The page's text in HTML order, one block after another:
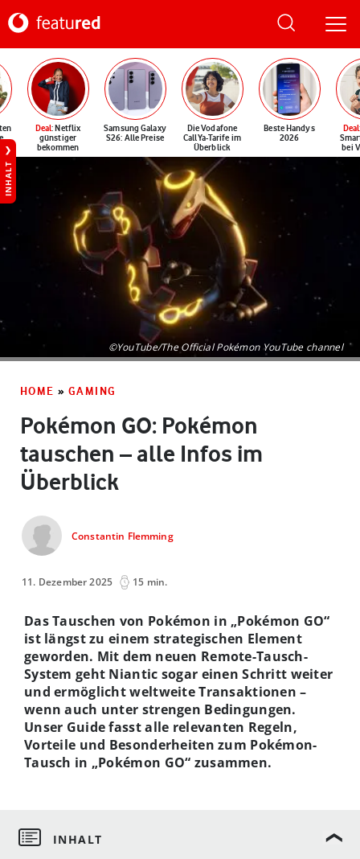
Deal: Netflix
günstiger
bekommen
Samsung Galaxy
S26: Alle Preise
Die Vodafone
CallYa-Tarife im
Überblick
Beste Handys
2026
Deal
bei
INHALT
©YouTube/The Official Pokémon YouTube channel
HOME » GAMING
Pokémon GO: Pokémon
tauschen – alle Infos im
Überblick
Constantin Flemming
11. Dezember 2025 15 min.
Das Tauschen von Pokémon in „Pokémon GO“
ist längst zu einem strategischen Element
geworden. Mit dem neuen Remote-Tausch-
System geht Niantic sogar einen Schritt weiter
und ermöglicht weltweite Transaktionen –
wenn auch unter strengen Bedingungen.
Unser Guide fasst alle relevanten Regeln,
Vorteile und Besonderheiten zum Pokémon-
Tausch in „Pokémon GO“ zusammen.